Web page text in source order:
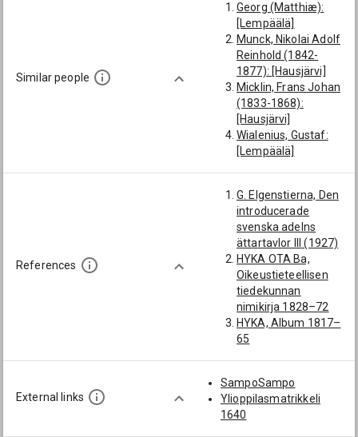
Veljenpoika:
Granfelt, Axel
August
Veljenpojan poika:
Granfelt (→ Kuusi),
Eino Akseli
Veljenpojan poika:
Granfelt (→ Kuusi),
Aarne Juhana
Similar people
Georg (Matthiæ):
[Lempäälä]
Munck, Nikolai Adolf
Reinhold (1842-
1877): [Hausjärvi]
Micklin, Frans Johan
(1833-1868):
[Hausjärvi]
Wialenius, Gustaf:
[Lempäälä]
Maexmontan, Karl
Vilhelm (1807-
1884):
[Tuomarintutkinto
6.5.1831; Turun
hovioikeuden
auskultantti
20.6.1831;
Lempäälä; toukokuu
1831; 6.5.1831;
20.6.1831]
References
G. Elgenstierna, Den
introducerade
svenska adelns
ättartavlor III (1927)
HYKA OTA Ba,
Oikeustieteellisen
tiedekunnan
nimikirja 1828–72
HYKA, Album 1817–
65
(1954)
TMA Turun HO,
Luettelo
External links
SampoSampo
Ylioppilasmatrikkeli
1640